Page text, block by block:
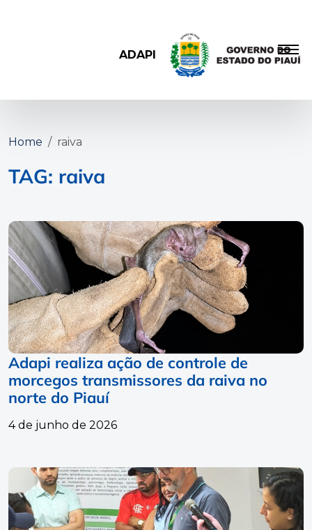
ADAPI
Home raiva
TAG: raiva
Adapi realiza ação de controle de
morcegos transmissores da raiva no
norte do Piauí
4 de junho de 2026